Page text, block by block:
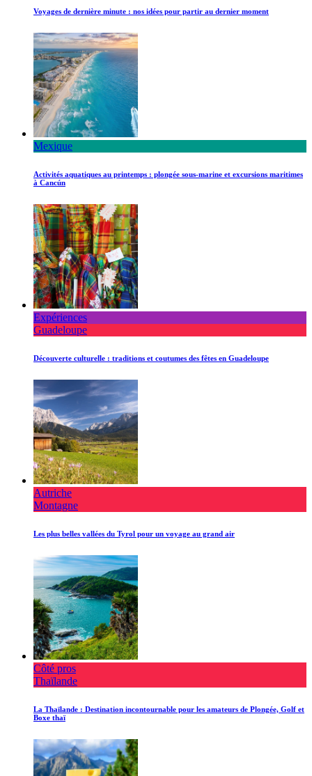
Voyages de dernière minute : nos idées pour partir au dernier moment
Mexique
Activités aquatiques au printemps : plongée sous-marine et excursions maritimes
à Cancún
Expériences
Guadeloupe
Découverte culturelle : traditions et coutumes des fêtes en Guadeloupe
Autriche
Montagne
Les plus belles vallées du Tyrol pour un voyage au grand air
Côté pros
Thaïlande
La Thaïlande : Destination incontournable pour les amateurs de Plongée, Golf et
Boxe thaï